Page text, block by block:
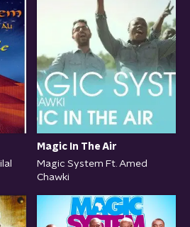
Magic In The Air
Magic System Ft. Amed
Chawki